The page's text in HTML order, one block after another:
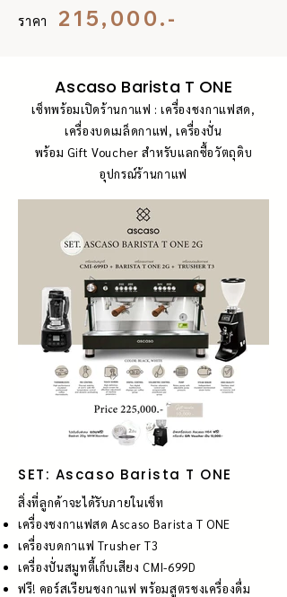
ราคา 215,000.-
Ascaso Barista T ONE
เซ็ทพร้อมเปิดร้านกาแฟ : เครื่องชงกาแฟสด,
เครื่องบดเมล็ดกาแฟ, เครื่องปั่น
พร้อม Gift Voucher สำหรับแลกซื้อวัตถุดิบ
อุปกรณ์ร้านกาแฟ
SET: Ascaso Barista T ONE
สิ่งที่ลูกค้าจะได้รับภายในเซ็ท
เครื่องชงกาแฟสด Ascaso Barista T ONE
เครื่องบดกาแฟ Trusher T3
เครื่องปั่นสมูทตี้เก็บเสียง CMI-699D
ฟรี! คอร์สเรียนชงกาแฟ พร้อมสูตรชงเครื่องดื่ม